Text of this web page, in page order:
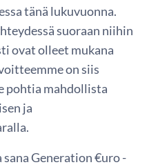
tänä lukuvuonna.
suoraan niihin
ovat olleet mukana
on siis
pohtia mahdollista
ja
Generation €uro -